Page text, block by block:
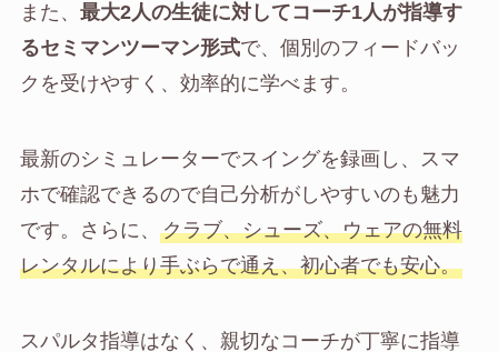
また、 最大2人の生徒に対してコーチ1人が指導す
るセミマンツーマン形式で、個別のフィードバッ
クを受けやすく、効率的に学べます。
最新のシミュレーターでスイングを録画し、スマ
ホで確認できるので自己分析がしやすいのも魅力
です。さらに、 クラブ、シューズ、ウェアの無料
レンタルにより手ぶらで通え、初心者でも安心。
スパルタ指導はなく、親切なコーチが丁寧に指導